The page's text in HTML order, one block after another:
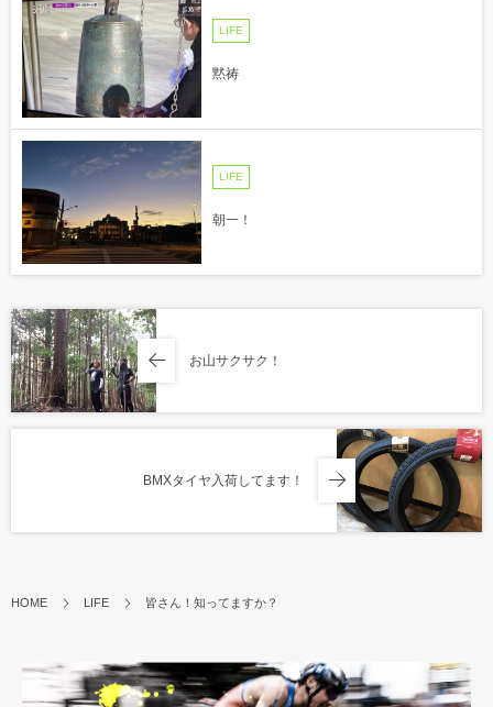
LIFE
黙祷
LIFE
朝一！
お山サクサク！
BMXタイヤ入荷してます！
HOME LIFE 皆さん！知ってますか？